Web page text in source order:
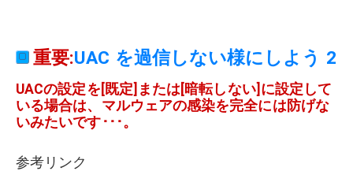
重要:UAC を過信しない様にしよう 2
UACの設定を[既定]または[暗転しない]に設定して
いる場合は、マルウェアの感染を完全には防げな
いみたいです･･･。
参考リンク